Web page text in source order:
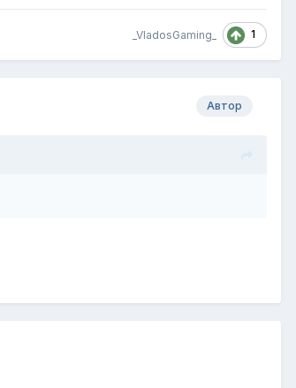
_VladosGaming_ 1
Автор